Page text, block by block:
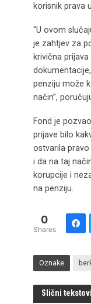
korisnik prava
“U ovom
je zahtjev za
krivična
penziju može
način”,
Fond je
prijave bilo
ostvarila
i da na taj
korupcije i
na penziju.
0
Shares
Oznake
Slični tekstovi